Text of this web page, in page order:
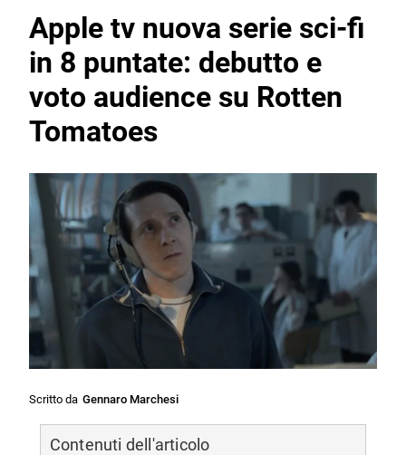
Apple tv nuova serie sci-fi
in 8 puntate: debutto e
voto audience su Rotten
Tomatoes
Scritto da Gennaro Marchesi
Contenuti dell'articolo